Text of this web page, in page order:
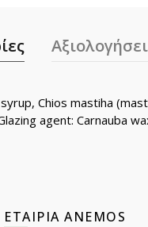
Chios mastiha
agent: Carnauba
ΕΤΑΙΡΊΑ ANEMOS